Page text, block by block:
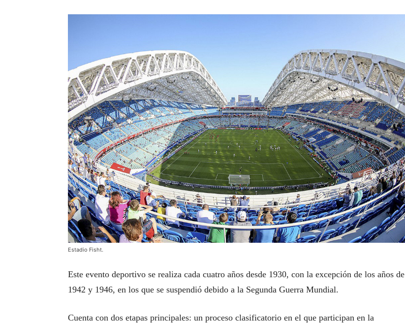
Estadio Fisht.
Este evento deportivo se realiza cada cuatro años desde 1930, con la excepción de los años de
1942 y 1946, en los que se suspendió debido a la Segunda Guerra Mundial.
Cuenta con dos etapas principales: un proceso clasificatorio en el que participan en la